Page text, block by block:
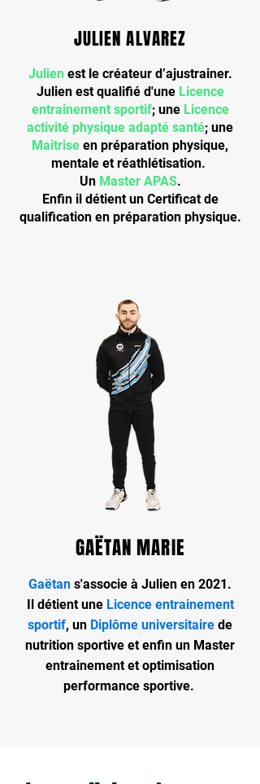
JULIEN ALVAREZ
Julien est le créateur d’ajustrainer.
Julien est qualifié d'une Licence
entrainement sportif; une Licence
activité physique adapté santé; une
Maitrise en préparation physique,
mentale et réathlétisation.
Un Master APAS.
Enfin il détient un Certificat de
qualification en préparation physique.
GAËTAN MARIE
Gaëtan s'associe à Julien en 2021.
Il détient une Licence entrainement
sportif, un Diplôme universitaire de
nutrition sportive et enfin un Master
entrainement et optimisation
performance sportive.